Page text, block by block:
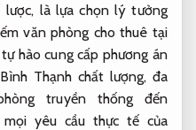
là lựa chọn lý tưởng
văn phòng cho thuê tại
hào cung cấp phương án
Thạnh chất lượng, đa
truyền thống đến
mọi yêu cầu thực tế của